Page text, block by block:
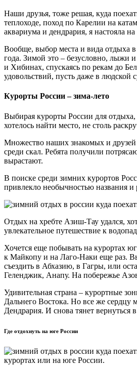
Наши друзья, тоже решая, куда
теплоходе, поход по Карелии на
аквариума и дендрария, я настояла
Вообще, выбор места и вида отдыха в
года. Зимой это – безусловно, лыжи
и Хибинах, спускаясь по рекам до
удовольствий, пусть даже в людской
Курорты России – зима-лето
Выбирая курорты России для
хотелось найти место, не столь
Множество наших знакомых и друзей
среди скал. Ребята получили
вырастают.
В поиске среди зимних курортов
привлекло необычностью названия
Отдых на хребте Азиш-Тау удался,
увлекательное путешествие к
Хочется еще побывать на курортах
к Майкопу и на Лаго-Наки еще раз.
съездить в Абхазию, в Гагры, или
Геленджик, Анапу. На побережье
Удивительная страна – курортные
Дальнего Востока. Но все же сердцу
Дендрария. И снова тянет вернуться
Где отдохнуть на юге России
курортах или на юге России.